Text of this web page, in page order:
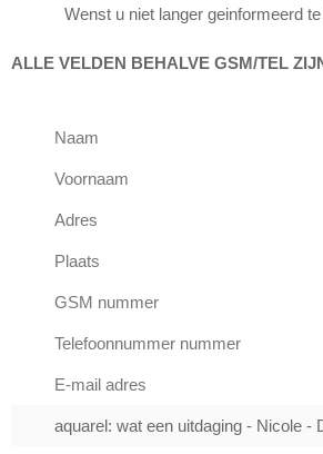
Wenst u niet langer geinformeerd te
ALLE VELDEN BEHALVE GSM/TEL